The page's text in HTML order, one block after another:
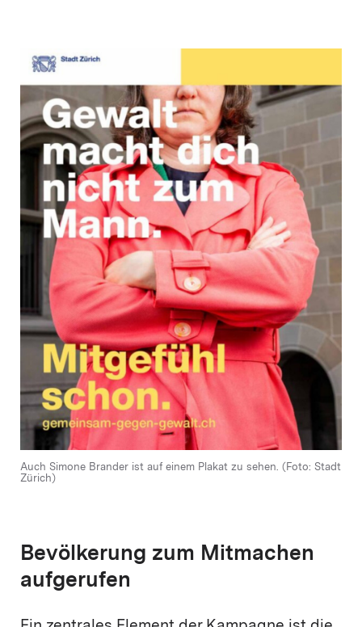
Auch Simone Brander ist auf einem Plakat zu sehen. (Foto: Stadt
Zürich)
Bevölkerung zum Mitmachen
aufgerufen